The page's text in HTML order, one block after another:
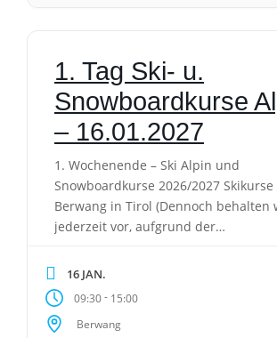
1. Tag Ski- u.
Snowboardkurse
– 16.01.2027
1. Wochenende – Ski Alpin und
Snowboardkurse 2026/2027 Skikurse
Berwang in Tirol (Dennoch behalten
jederzeit vor, aufgrund der
kurzfristig zu wechseln). Achtung!
Jahr bieten wir keine Busanreise
Bitte die Anreise selber organisieren.
Kurszeiten: Kursdauer: 9:30 Uhr –
16 JAN.
09:30- 15:00
Berwang